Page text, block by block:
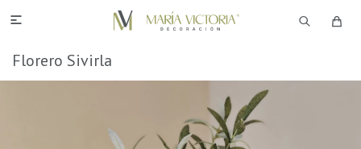

Florero Sivirla